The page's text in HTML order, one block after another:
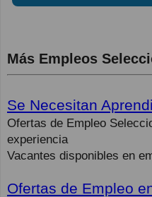
Más Empleos
Se Necesitan
Ofertas de Empleo
experiencia
Vacantes disponibles en
Ofertas de Empleo